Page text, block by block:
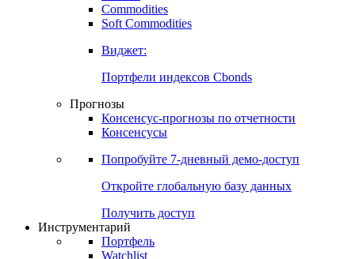
Commodities
Золото
Бензин
Soft Commodities
Виджет:
Портфели индексов Cbonds
Прогнозы
Консенсусы
Попробуйте7-дневный
Откройте глобальную базу данных